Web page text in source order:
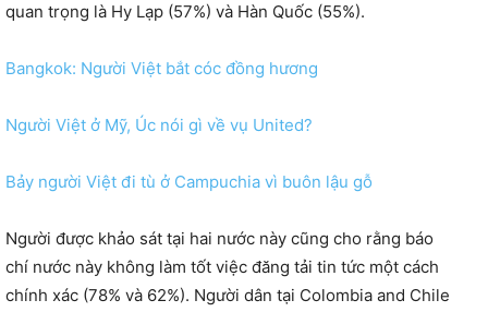
quan trọng là Hy Lạp (57%) và Hàn Quốc (55%).
Bangkok: Người Việt bắt cóc đồng hương
Người Việt ở Mỹ, Úc nói gì về vụ United?
Bảy người Việt đi tù ở Campuchia vì buôn lậu gỗ
Người được khảo sát tại hai nước này cũng cho rằng báo
chí nước này không làm tốt việc đăng tải tin tức một cách
chính xác (78% và 62%). Người dân tại Colombia and Chile